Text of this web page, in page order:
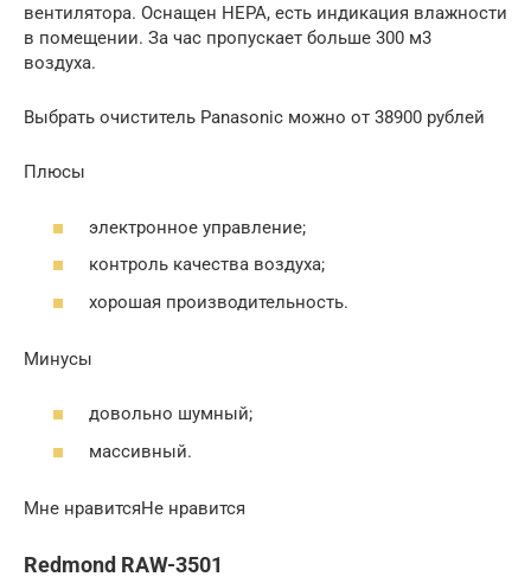
вентилятора. Оснащен НЕРА, есть индикация влажности
в помещении. За час пропускает больше 300 м3
воздуха.
Выбрать очиститель Panasonic можно от 38900 рублей
Плюсы
электронное управление;
контроль качества воздуха;
хорошая производительность.
Минусы
довольно шумный;
массивный.
Мне нравитсяНе нравится
Redmond RAW-3501